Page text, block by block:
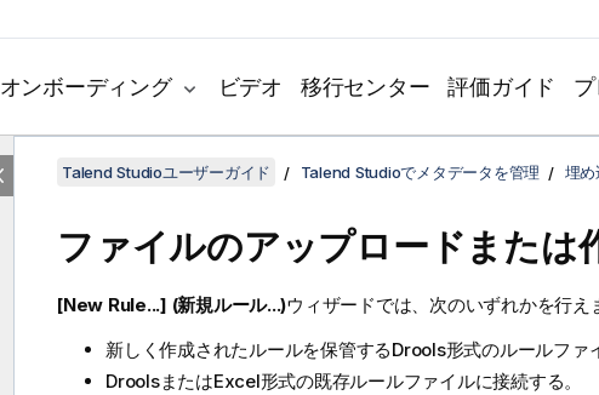
オンボーディング ビデオ 移行センター 評価ガイド
Talend Studioユーザーガイド Talend Studioでメタデータを管理 埋
ファイルのアップロードまたは
[New Rule...] (新規ルール...)ウィザードでは、次のいずれかを行え
新しく作成されたルールを保管するDrools形式のルールファ
DroolsまたはExcel形式の既存ルールファイルに接続する。